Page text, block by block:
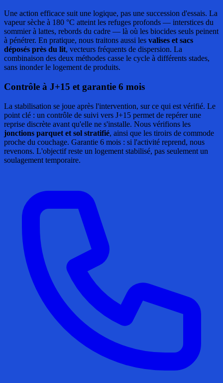
Une action efficace suit une logique, pas une succession d'essais. La
vapeur sèche à 180 °C atteint les refuges profonds — interstices du
sommier à lattes, rebords du cadre — là où les biocides seuls peinent
à pénétrer. En pratique, nous traitons aussi les valises et sacs
déposés près du lit, vecteurs fréquents de dispersion. La
combinaison des deux méthodes casse le cycle à différents stades,
sans inonder le logement de produits.
Contrôle à J+15 et garantie 6 mois
La stabilisation se joue après l'intervention, sur ce qui est vérifié. Le
point clé : un contrôle de suivi vers J+15 permet de repérer une
reprise discrète avant qu'elle ne s'installe. Nous vérifions les
jonctions parquet et sol stratifié, ainsi que les tiroirs de commode
proche du couchage. Garantie 6 mois : si l'activité reprend, nous
revenons. L'objectif reste un logement stabilisé, pas seulement un
soulagement temporaire.